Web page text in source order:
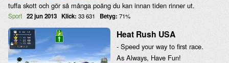
tuffa skott och gör så många poäng du kan innan tiden rinner ut.
Sport 22 jun 2013 Klick: 33 631 Betyg: 71%
Heat Rush USA
- Speed your way to first race.
As Always, Have Fun!